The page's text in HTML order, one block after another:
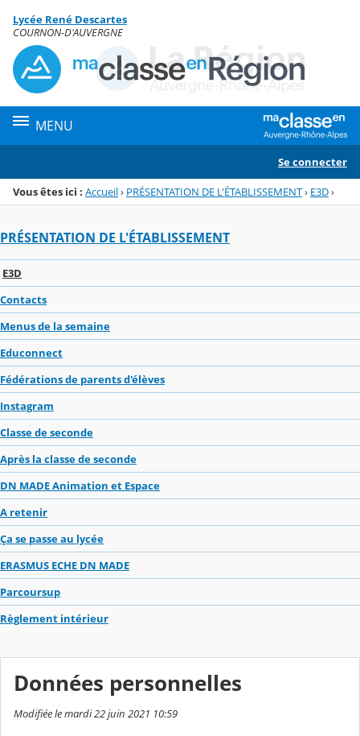
Menu de la rubrique
Contenu
Lycée René Descartes
COURNON-D'AUVERGNE
MENU
Se connecter
Vous êtes ici : Accueil› PRÉSENTATION DE L'ÉTABLISSEMENT› E3D›
PRÉSENTATION DE L'ÉTABLISSEMENT
E3D
Contacts
Menus de la semaine
Educonnect
Fédérations de parents d'élèves
Instagram
Classe de seconde
Après la classe de seconde
DN MADE Animation et Espace
A retenir
Ça se passe au lycée
ERASMUS ECHE DN MADE
Parcoursup
Règlement intérieur
Données personnelles
Modifiée le mardi 22 juin 2021 10:59